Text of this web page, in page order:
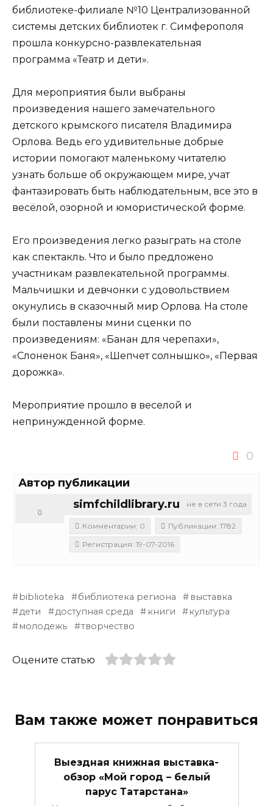
библиотеке-филиале №10 Централизованной
системы детских библиотек г. Симферополя
прошла конкурсно-развлекательная
программа «Театр и дети».
Для мероприятия были выбраны
произведения нашего замечательного
детского крымского писателя Владимира
Орлова. Ведь его удивительные добрые
истории помогают маленькому читателю
узнать больше об окружающем мире, учат
фантазировать быть наблюдательным, все это в
весёлой, озорной и юмористической форме.
Его произведения легко разыграть на столе
как спектакль. Что и было предложено
участникам развлекательной программы.
Мальчишки и девчонки с удовольствием
окунулись в сказочный мир Орлова. На столе
были поставлены мини сценки по
произведениям: «Банан для черепахи»,
«Слоненок Баня», «Шепчет солнышко», «Первая
дорожка».
Мероприятие прошло в веселой и
непринужденной форме.
0
Автор публикации
не в сети 3 года
simfchildlibrary.ru
0
Комментарии: 0
Публикации: 1782
Регистрация: 19-07-2016
biblioteka библиотека региона
выставка
дети
доступная среда книги
культура
молодежь
творчество
Оцените статью
Вам также может понравиться
Выездная книжная выставка-
обзор «Мой город – белый
парус Татарстана»